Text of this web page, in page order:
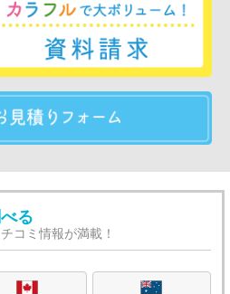
る
コミ情報が満載！